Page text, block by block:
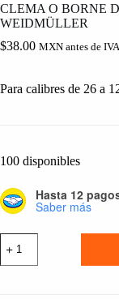
CLEMA O BORNE
WEIDMÜLLER
$38.00 MXN antes de IVA
Para calibres de 26 a
100 disponibles
Hasta 12
Saber más
CLEMA
O
BORNE